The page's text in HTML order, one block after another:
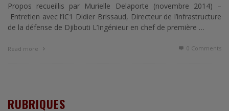
Propos recueillis par Murielle Delaporte (novembre 2014) –
Entretien avec l’IC1 Didier Brissaud, Directeur de l’infrastructure
de la défense de Djibouti L’Ingénieur en chef de première …
Read more 0 Comments
RUBRIQUES